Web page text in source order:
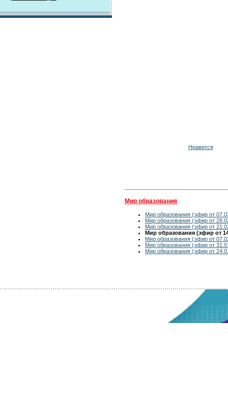
Нравится
Мир образования
Мир образования (эфир от
Мир образования (эфир от
Мир образования (эфир от
Мир образования (эфир от
Мир образования (эфир от
Мир образования (эфир от
Мир образования (эфир от